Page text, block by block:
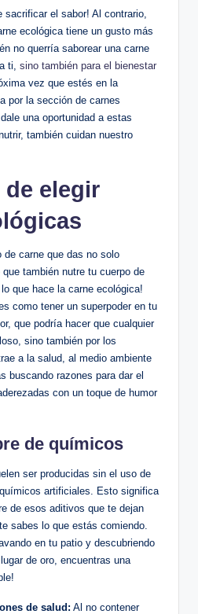
sacrificar el sabor! Al contrario,
ecológica tiene un gusto más
no querría saborear una carne
ti, sino también para el bienestar
vez que estés en la
por la sección de carnes
una oportunidad a estas
también cuidan nuestro
elegir
de carne que das no solo
también nutre tu cuerpo de
que hace la carne ecológica!
como tener un superpoder en tu
que podría hacer que cualquier
sino también por los
a la salud, al medio ambiente
buscando razones para dar el
con un toque de humor
de químicos
ser producidas sin el uso de
artificiales. Esto significa
de esos aditivos que te dejan
sabes lo que estás comiendo.
en tu patio y descubriendo
de oro, encuentras una
de salud: Al no contener